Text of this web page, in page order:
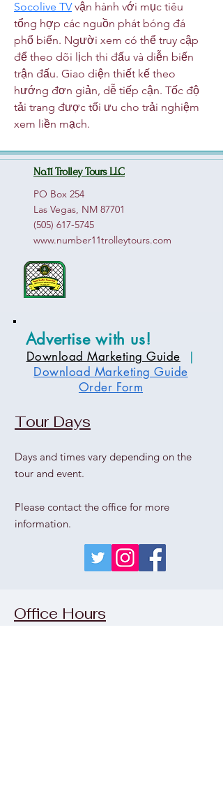
Socolive TV vận hành với mục tiêu
tổng hợp các nguồn phát bóng đá
phổ biến. Người xem có thể truy cập
để theo dõi lịch thi đấu và diễn biến
trận đấu. Giao diện thiết kế theo
hướng đơn giản, dễ tiếp cận. Tốc độ
tải trang được tối ưu cho trải nghiệm
xem liền mạch.
No.11 Trolley Tours LLC
PO Box 254
Las Vegas, NM 87701
(505) 617-5745
www.number11trolleytours.com
Advertise with us!
Download Marketing Guide
|
Download Marketing Guide
Order Form
Tour Days
Days and times vary depending on the
tour and event.
Please contact the office for more
information.
Office Hours